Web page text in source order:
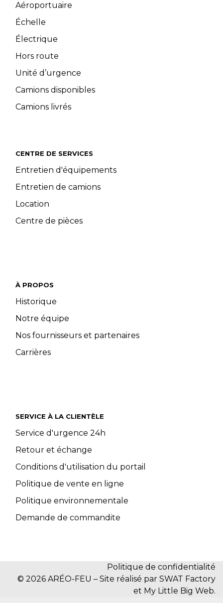
Aéroportuaire
Échelle
Électrique
Hors route
Unité d’urgence
Camions disponibles
Camions livrés
CENTRE DE SERVICES
Entretien d'équipements
Entretien de camions
Location
Centre de pièces
À PROPOS
Historique
Notre équipe
Nos fournisseurs et partenaires
Carrières
SERVICE À LA CLIENTÈLE
Service d'urgence 24h
Retour et échange
Conditions d'utilisation du portail
Politique de vente en ligne
Politique environnementale
Demande de commandite
Politique de confidentialité
© 2026 ARÉO-FEU – Site réalisé par SWAT Factory
et My Little Big Web.